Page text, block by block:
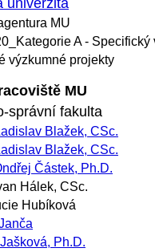
univerzita
MU
A - Specifický
výzkumné projekty
MU
správní fakulta
Blažek, CSc.
Blažek, CSc.
Částek, Ph.D.
Hálek, CSc.
Hubíková
Ph.D.